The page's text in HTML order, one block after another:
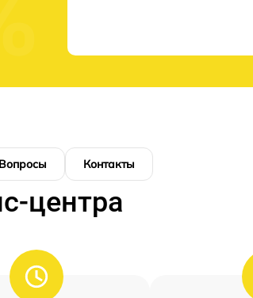
Вопросы Контакты
центра